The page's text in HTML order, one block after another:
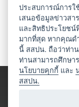
ประสบการณ์การใ
เสนอข้อมูลข่าวสา
และสิทธิประโยช
มากที่สุด หากคุณด
นี้ สสปน. ถือว่าท่า
ท่านสามารถศึกษา
นโยบายคุกกี้ และ
สสปน.